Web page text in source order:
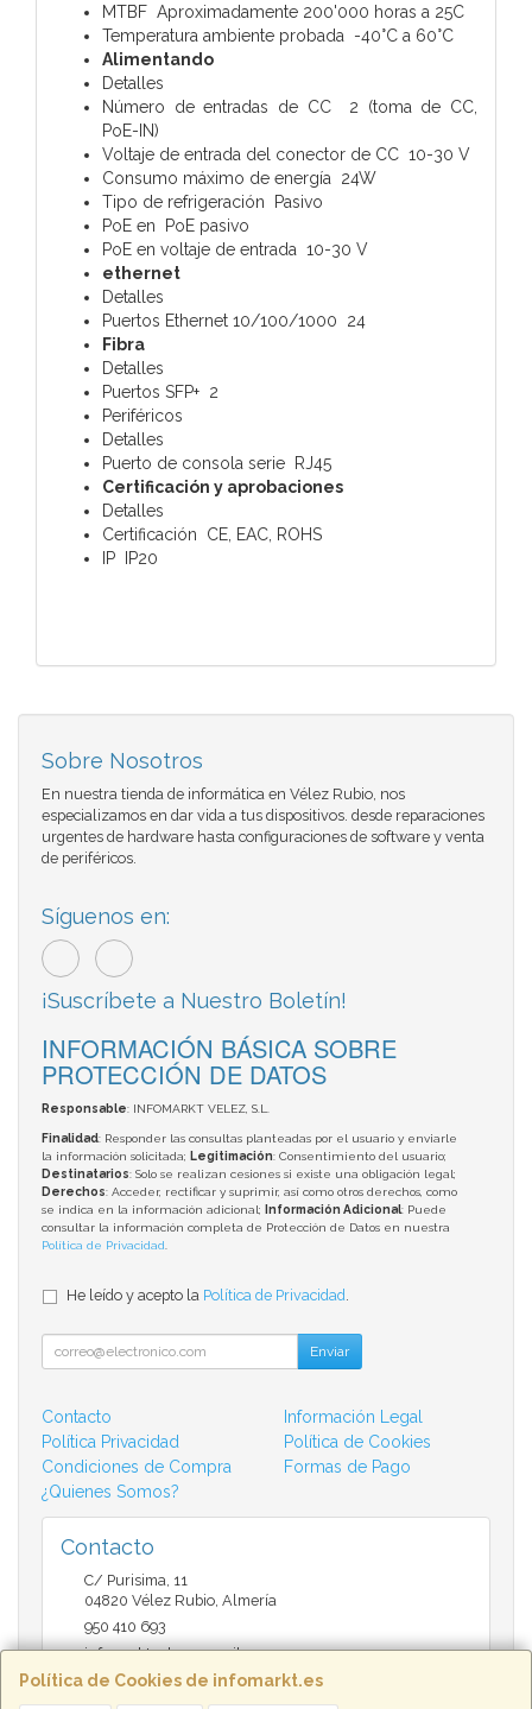
MTBF Aproximadamente 200'000 horas a 25C
Temperatura ambiente probada -40°C a 60°C
Alimentando
Detalles
Número de entradas de CC 2 (toma de CC,
PoE-IN)
Voltaje de entrada del conector de CC 10-30 V
Consumo máximo de energía 24W
Tipo de refrigeración Pasivo
PoE en PoE pasivo
PoE en voltaje de entrada 10-30 V
ethernet
Detalles
Puertos Ethernet 10/100/1000 24
Fibra
Detalles
Puertos SFP+ 2
Periféricos
Detalles
Puerto de consola serie RJ45
Certificación y aprobaciones
Detalles
Certificación CE, EAC, ROHS
IP IP20
Política de Cookies de infomarkt.es
Sobre Nosotros
En nuestra tienda de informática en Vélez Rubio, nos
especializamos en dar vida a tus dispositivos. desde reparaciones
urgentes de hardware hasta configuraciones de software y venta
de periféricos.
Síguenos en:
¡Suscríbete a Nuestro Boletín!
INFORMACIÓN BÁSICA SOBRE
PROTECCIÓN DE DATOS
Responsable: INFOMARKT VELEZ, S.L.
Finalidad: Responder las consultas planteadas por el usuario y enviarle
la información solicitada; Legitimación: Consentimiento del usuario;
Destinatarios: Solo se realizan cesiones si existe una obligación legal;
Derechos: Acceder, rectificar y suprimir, así como otros derechos, como
se indica en la información adicional;
Información Adicional: Puede
consultar la información completa de Protección de Datos en nuestra
Política de Privacidad
He leído y acepto la Política de Privacidad
Enviar
Contacto
Información Legal
Política Privacidad
Política de Cookies
Condiciones de Compra
Formas de Pago
¿Quienes Somos?
Contacto
C/ Purisima, 11
04820 Vélez Rubio Almería
950 410 693
infomarktvelez@gmail.com